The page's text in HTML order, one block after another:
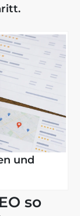
und
so